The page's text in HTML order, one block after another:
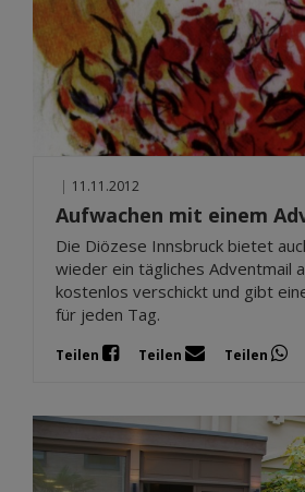
| 11.11.2012
Aufwachen mit einem
Die Diözese Innsbruck bietet
wieder ein tägliches Adventmail
kostenlos verschickt und gibt
für jeden Tag.
Teilen Teilen Teilen